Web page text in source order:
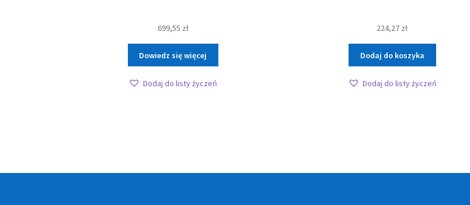
699,55 zł
Dowiedz się więcej
Dodaj do listy życzeń
224,27 zł
Dodaj do koszyka
Dodaj do listy życzeń